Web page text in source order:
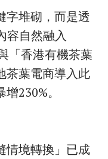
字堆砌，而是透
容自然融入
「香港有機茶葉
茶葉電商導入此
230%。
情境轉換」已成